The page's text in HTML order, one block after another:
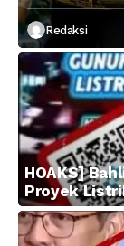
Redaksi
HOAKS]
Proyek